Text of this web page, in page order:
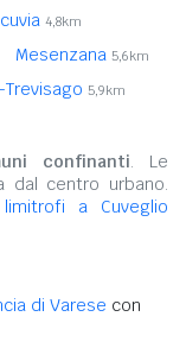
4,8km
Mesenzana 5,6km
5,9km
confinanti. Le
dal centro urbano.
a Cuveglio
di Varese con